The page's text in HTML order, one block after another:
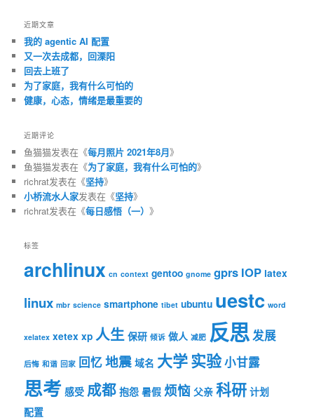
近期文章
我的 agentic AI 配置
又一次去成都，回溧阳
回去上班了
为了家庭，我有什么可怕的
健康，心态，情绪是最重要的
近期评论
鱼猫猫发表在《每月照片 2021年8月》
鱼猫猫发表在《为了家庭，我有什么可怕的》
richrat发表在《坚持》
小桥流水人家发表在《坚持》
richrat发表在《每日感悟（一）》
标签
archlinux cn context gentoo gnome gprs IOP latex
linux mbr science smartphone tibet ubuntu uestc word
xelatex xetex xp 人生 保研 倾诉 做人 减肥 反思发展
后悔 和谐 回家 回忆地震 域名 大学实验小甘露
思考 感受 成都 抱怨 暑假 烦恼 父亲 科研 计划
配置